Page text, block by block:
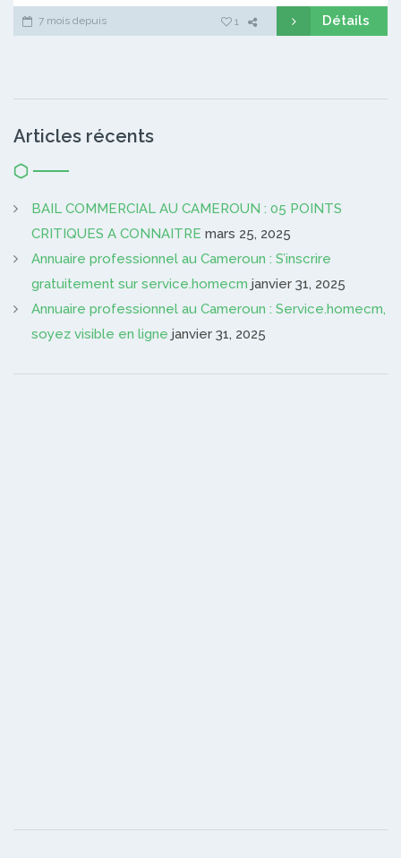
7 mois depuis 1 Détails
Articles récents
BAIL COMMERCIAL AU CAMEROUN : 05 POINTS
CRITIQUES A CONNAITRE mars 25, 2025
Annuaire professionnel au Cameroun : S’inscrire
gratuitement sur service.homecm janvier 31, 2025
Annuaire professionnel au Cameroun : Service.homecm,
soyez visible en ligne janvier 31, 2025